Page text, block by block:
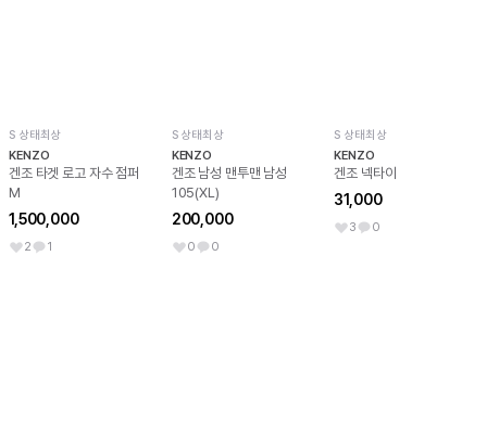
S 상태최상
KENZO
겐조 타겟 로고 자수 점퍼
M
1,500,000
2 1
S 상태최상
KENZO
겐조 남성 맨투맨 남성
105(XL)
200,000
0 0
S 상태최상
KENZO
겐조 넥타이
31,000
3 0